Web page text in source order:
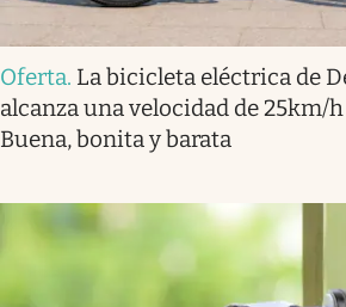
Oferta. La bicicleta eléctrica de
alcanza una velocidad de 25km/h
Buena, bonita y barata